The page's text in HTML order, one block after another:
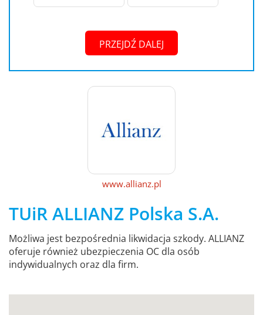
PRZEJDŹ DALEJ
www.allianz.pl
TUiR ALLIANZ Polska S.A.
Możliwa jest bezpośrednia likwidacja szkody. ALLIANZ
oferuje również ubezpieczenia OC dla osób
indywidualnych oraz dla firm.